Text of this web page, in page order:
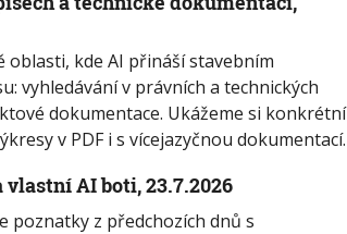
oblasti, kde AI přináší stavebním
vyhledávání v právních a technických
dokumentace. Ukážeme si konkrétní
v PDF i s vícejazyčnou dokumentací.
AI boti, 23.7.2026
poznatky z předchozích dnů s